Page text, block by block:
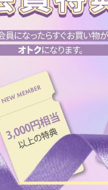
2 Weeks
3~6 Months
チョコ
ブラック
グリーン
ピンク